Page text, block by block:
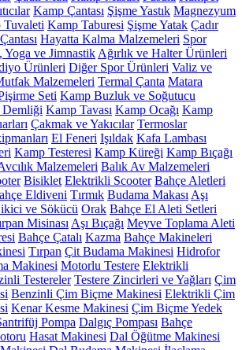
Kamp Çantası Şişme Yastık Magnezyum
Tuvaleti Kamp Taburesi Şişme Yatak Çadır
Hayatta Kalma Malzemeleri Spor
Yoga ve Jimnastik Ağırlık ve Halter Ürünleri
Ürünleri Diğer Spor Ürünleri Valiz ve
Malzemeleri Termal Çanta Matara
Seti Kamp Buzluk ve Soğutucu
Kamp Tavası Kamp Ocağı Kamp
Çakmak ve Yakıcılar Termoslar
El Feneri Işıldak Kafa Lambası
Kamp Testeresi Kamp Küreği Kamp Bıçağı
Malzemeleri Balık Av Malzemeleri
Bisiklet Elektrikli Scooter Bahçe Aletleri
Eldiveni Tırmık Budama Makası Aşı
ve Sökücü Orak Bahçe El Aleti Setleri
Misinası Aşı Bıçağı Meyve Toplama Aleti
Bahçe Çatalı Kazma Bahçe Makineleri
Tırpan Çit Budama Makinesi Hidrofor
Makinesi Motorlu Testere Elektrikli
Testereler Testere Zincirleri ve Yağları Çim
Benzinli Çim Biçme Makinesi Elektrikli Çim
Kenar Kesme Makinesi Çim Biçme Yedek
Pompa Dalgıç Pompası Bahçe
Hasat Makinesi Dal Öğütme Makinesi